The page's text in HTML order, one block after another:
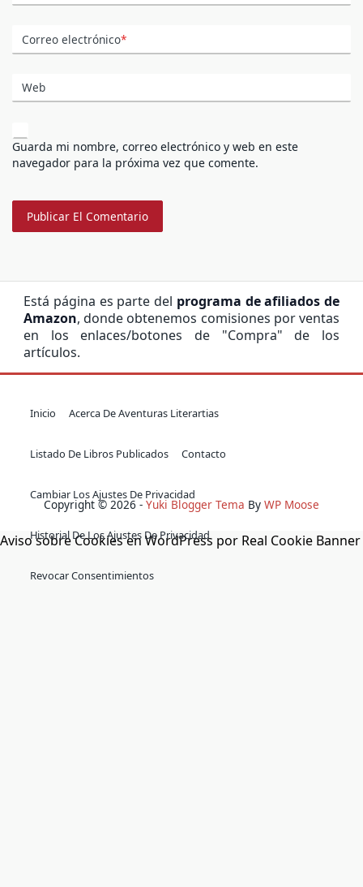
Correo electrónico*
Web
Guarda mi nombre, correo electrónico y web en este
navegador para la próxima vez que comente.
Está página es parte del programa de afiliados de
Amazon, donde obtenemos comisiones por ventas
en los enlaces/botones de "Compra" de los
artículos.
Inicio Acerca De Aventuras Literartias
Listado De Libros Publicados Contacto
Cambiar Los Ajustes De Privacidad
Historial De Los Ajustes De Privacidad
Revocar Consentimientos
Copyright © 2026 - Yuki Blogger Tema By WP Moose
Aviso sobre Cookies en WordPress por Real Cookie Banner